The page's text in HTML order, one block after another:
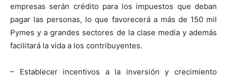
empresas serán crédito para los impuestos que deban
pagar las personas, lo que favorecerá a más de 150 mil
Pymes y a grandes sectores de la clase media y además
facilitará la vida a los contribuyentes.
– Establecer incentivos a la inversión y crecimiento